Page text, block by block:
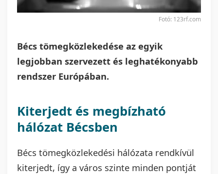
Fotó: 123rf.com
Bécs tömegközlekedése az egyik
legjobban szervezett és leghatékonyabb
rendszer Európában.
Kiterjedt és megbízható
hálózat Bécsben
Bécs tömegközlekedési hálózata rendkívül
kiterjedt, így a város szinte minden pontját